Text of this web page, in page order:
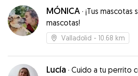
desconfiado. Nos ha
fotos y vídeos
de qué tal estaba y lo que
podido estar más
estar en las mejores
Nerea, es un 10!!!”
MÓNICA · ¡Tus mascotas
mascotas!
Valladolid - 10.68 km
Lucía · Cuido a tu perrito